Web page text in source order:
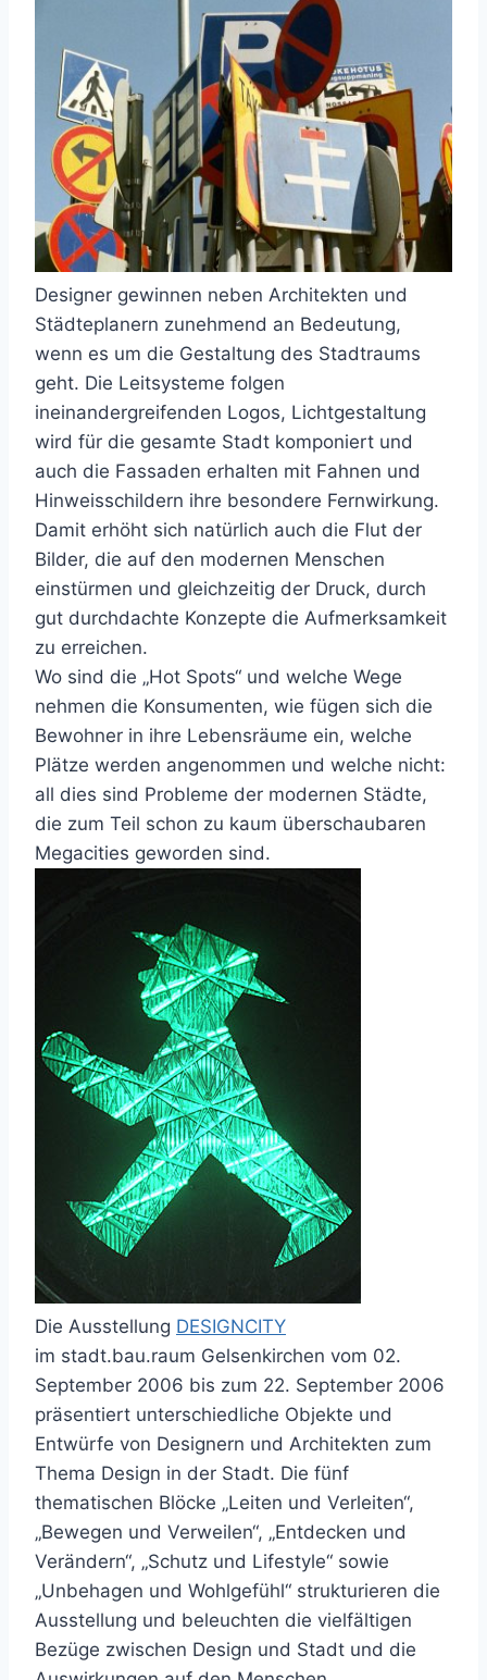
Designer gewinnen neben Architekten und
Städteplanern zunehmend an Bedeutung,
wenn es um die Gestaltung des Stadtraums
geht. Die Leitsysteme folgen
ineinandergreifenden Logos, Lichtgestaltung
wird für die gesamte Stadt komponiert und
auch die Fassaden erhalten mit Fahnen und
Hinweisschildern ihre besondere Fernwirkung.
Damit erhöht sich natürlich auch die Flut der
Bilder, die auf den modernen Menschen
einstürmen und gleichzeitig der Druck, durch
gut durchdachte Konzepte die Aufmerksamkeit
zu erreichen.
Wo sind die „Hot Spots“ und welche Wege
nehmen die Konsumenten, wie fügen sich die
Bewohner in ihre Lebensräume ein, welche
Plätze werden angenommen und welche nicht:
all dies sind Probleme der modernen Städte,
die zum Teil schon zu kaum überschaubaren
Megacities geworden sind.
Die Ausstellung DESIGNCITY
im stadt.bau.raum Gelsenkirchen vom 02.
September 2006 bis zum 22. September 2006
präsentiert unterschiedliche Objekte und
Entwürfe von Designern und Architekten zum
Thema Design in der Stadt. Die fünf
thematischen Blöcke „Leiten und Verleiten“,
„Bewegen und Verweilen“, „Entdecken und
Verändern“, „Schutz und Lifestyle“ sowie
„Unbehagen und Wohlgefühl“ strukturieren die
Ausstellung und beleuchten die vielfältigen
Bezüge zwischen Design und Stadt und die